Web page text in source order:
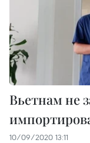
Вьетнам не
10/09/2020 13:11